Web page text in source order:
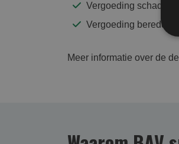
Vergoeding
Vergoeding
Meer informatie over de